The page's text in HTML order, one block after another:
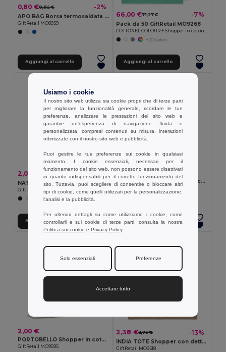
0,80 €0,82 € -2%
APO BAG Borsa termosaldata in TNT
GiftRetail MO8959
Aggiungi al carrello
66,00 €71,27 € -7%
Pack da 50 GiftRetail MO9268
+20 Colori
Aggiungi al carrello
2,07 € -51%
NATA Borsa/shopper in feltro RPET
GiftRetail MO6660
Aggiungi al carrello
1,43 €
Pochette multifunzione con cotone riciclato (70%) e poliestere (30% rPET) (140 g/m²) (140 g/m²)
Aggiungi al carrello
2,00 €
PORTOBELLO Shopper in cotone c/soffietto
GiftRetail MO9595
2,38 €2,73 € -13%
INDIA TOTE Shopper con dettagli in juta
GiftRetail MO9518
Usiamo i cookie
Il nostro sito web utilizza sia cookie propri che di terze parti
per migliorare la funzionalità generale, ricordare le tue
preferenze, analizzare le prestazioni del sito web e
garantire un'esperienza di navigazione fluida e
personalizzata, compresi contenuti su misura, interazioni
ottimizzate con il nostro sito web e pubblicità.
Puoi gestire le tue preferenze sui cookie in qualsiasi
momento. I cookie essenziali, necessari per il
funzionamento del sito web, non possono essere disattivati
in quanto indispensabili per il corretto funzionamento del
sito. Tuttavia, puoi scegliere di consentire o bloccare altri
tipi di cookie, come quelli utilizzati per la personalizzazione,
l'analisi e la pubblicità.
Per ulteriori dettagli su come utilizziamo i cookie, come
controllarli e sui cookie di terze parti, consulta la nostra
Politica sui cookie e Privacy Policy.
Solo essenziali Preferenze
Accettare tutto